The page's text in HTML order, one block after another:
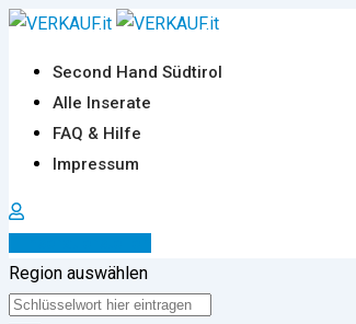
Zum
springen
Second Hand Südtirol
Alle Inserate
FAQ & Hilfe
Impressum
Region auswählen